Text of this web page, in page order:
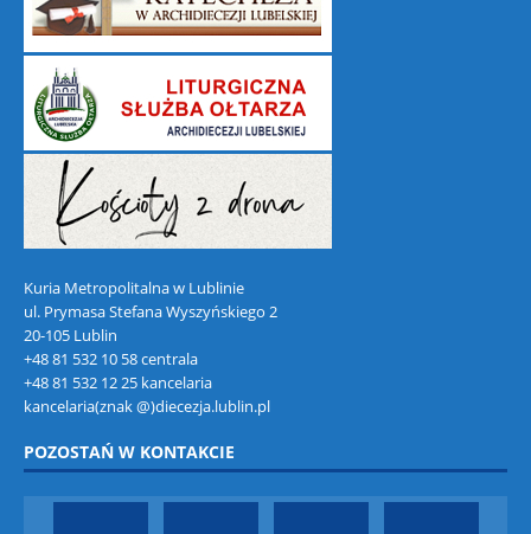
Kuria Metropolitalna w Lublinie
ul. Prymasa Stefana Wyszyńskiego 2
20-105 Lublin
+48 81 532 10 58 centrala
+48 81 532 12 25 kancelaria
kancelaria(znak @)diecezja.lublin.pl
POZOSTAŃ W KONTAKCIE